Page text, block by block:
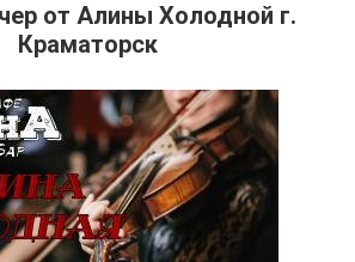
от Алины Холодной г.
Краматорск